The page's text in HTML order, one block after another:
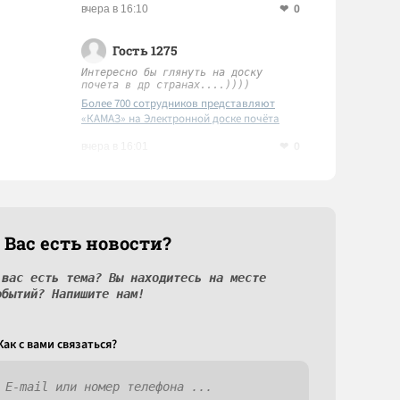
вчера в 16:10 0
Гость 1275
Интересно бы глянуть на доску
почета в др странах....))))
Более 700 сотрудников представляют
«КАМАЗ» на Электронной доске почёта
есть новости?
есть тема? Вы находитесь на месте
Напишите нам!
c вами связаться?